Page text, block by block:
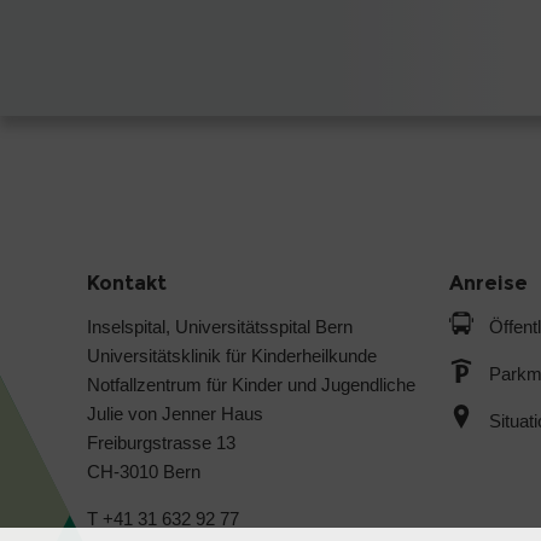
Kontakt
Inselspital, Universitätsspital Bern
Universitätsklinik für Kinderheilkunde
Notfallzentrum für Kinder und Jugendliche
Julie von Jenner Haus
Freiburgstrasse 13
CH-3010 Bern
T +41 31 632 92 77
Anreise